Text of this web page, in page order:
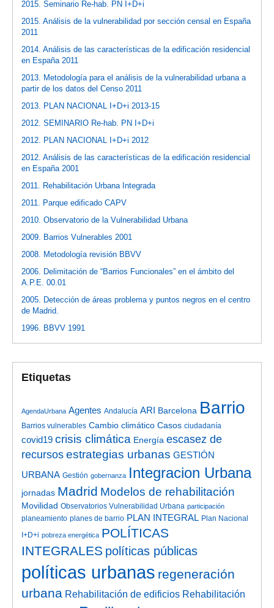
2015. Seminario Re-hab. PN I+D+i
2015. Análisis de la vulnerabilidad por sección censal en España
2011
2014. Análisis de las características de la edificación residencial
en España 2011
2013. Metodología para el análisis de la vulnerabilidad urbana a
partir de los datos del Censo 2011
2013. PLAN NACIONAL I+D+i 2013-15
2012. SEMINARIO Re-hab. PN I+D+i
2012. PLAN NACIONAL I+D+i 2012
2012. Análisis de las características de la edificación residencial
en España 2001
2011. Rehabilitación Urbana Integrada
2011. Parque edificado CAPV
2010. Observatorio de la Vulnerabilidad Urbana
2009. Barrios Vulnerables 2001
2008. Metodología revisión BBVV
2006. Delimitación de “Barrios Funcionales” en el ámbito del
A.P.E. 00.01
2005. Detección de áreas problema y puntos negros en el centro
de Madrid.
1996. BBVV 1991
Etiquetas
AgendaUrbana Agentes Andalucía ARI Barcelona Barrio
Barrios vulnerables Cambio climático Casos ciudadanía
covid19 crisis climática Energía escasez de
recursos estrategias urbanas GESTIÓN
URBANA Gestión gobernanza Integracion Urbana
jornadas Madrid Modelos de rehabilitación
Movilidad Observatorios Vulnerabilidad Urbana participación
planeamiento planes de barrio PLAN INTEGRAL Plan Nacional
I+D+i pobreza energética POLÍTICAS
INTEGRALES políticas públicas
políticas urbanas regeneración
urbana Rehabilitación de edificios Rehabilitación